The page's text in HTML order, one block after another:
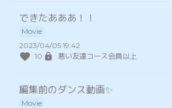
できたあああ！！
Movie
2023/04/05 19:42
10
悪い友達コース会員以上
編集前のダンス動画✨
Movie